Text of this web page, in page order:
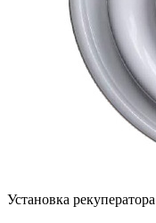
Установка рекуператора